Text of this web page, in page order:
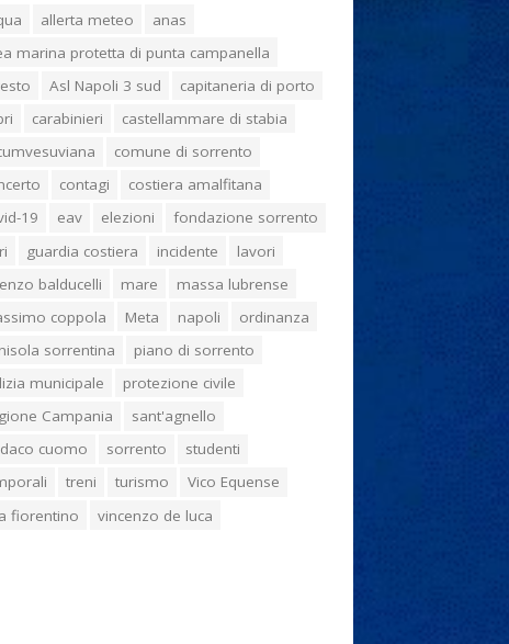
allerta meteo
anas
marina protetta di punta campanella
Asl Napoli 3 sud
capitaneria di porto
carabinieri
castellammare di stabia
comune di sorrento
contagi
costiera amalfitana
19
eav elezioni
fondazione sorrento
guardia costiera incidente
lavori
balducelli
mare
massa lubrense
coppola
Meta napoli
ordinanza
sorrentina
piano di sorrento
municipale
protezione civile
Campania
sant'agnello
cuomo
sorrento
studenti
treni turismo
Vico Equense
fiorentino
vincenzo de luca